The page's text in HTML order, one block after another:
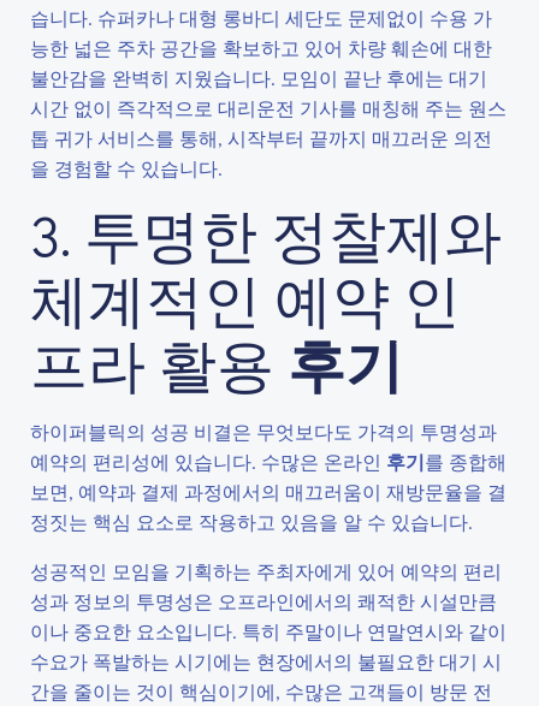
습니다. 슈퍼카나 대형 롱바디 세단도 문제없이 수용 가
능한 넓은 주차 공간을 확보하고 있어 차량 훼손에 대한
불안감을 완벽히 지웠습니다. 모임이 끝난 후에는 대기
시간 없이 즉각적으로 대리운전 기사를 매칭해 주는 원스
톱 귀가 서비스를 통해, 시작부터 끝까지 매끄러운 의전
을 경험할 수 있습니다.
3. 투명한 정찰제와
체계적인 예약 인
프라 활용 후기
하이퍼블릭의 성공 비결은 무엇보다도 가격의 투명성과
예약의 편리성에 있습니다. 수많은 온라인 후기를 종합해
보면, 예약과 결제 과정에서의 매끄러움이 재방문율을 결
정짓는 핵심 요소로 작용하고 있음을 알 수 있습니다.
성공적인 모임을 기획하는 주최자에게 있어 예약의 편리
성과 정보의 투명성은 오프라인에서의 쾌적한 시설만큼
이나 중요한 요소입니다. 특히 주말이나 연말연시와 같이
수요가 폭발하는 시기에는 현장에서의 불필요한 대기 시
간을 줄이는 것이 핵심이기에, 수많은 고객들이 방문 전